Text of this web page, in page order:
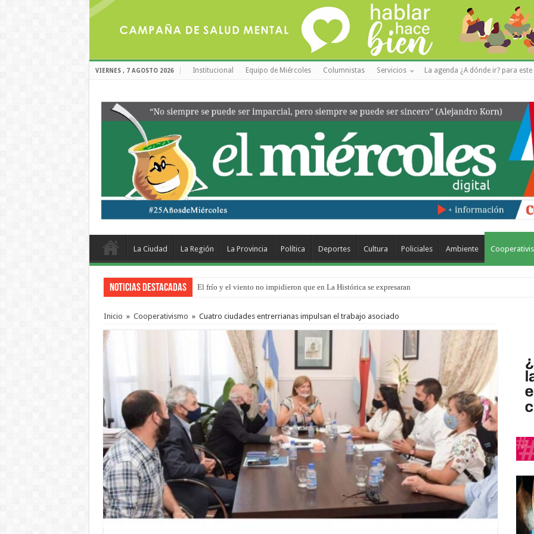
VIERNES , 7 AGOSTO 2026 Institucional Equipo de Miércoles Columnistas Servicios La agenda ¿A dónde ir? para este
La Ciudad La Región La Provincia Política Deportes Cultura Policiales Ambiente
Noticias Destacadas El frío y el viento no impidieron que en La Histórica se expresaran
OSER: Frigerio aseguró que mejoraron el servicio, redujeron el déficit en un 30% y anunció un
Inicio » Cooperativismo » Cuatro ciudades entrerrianas impulsan el trabajo asociado